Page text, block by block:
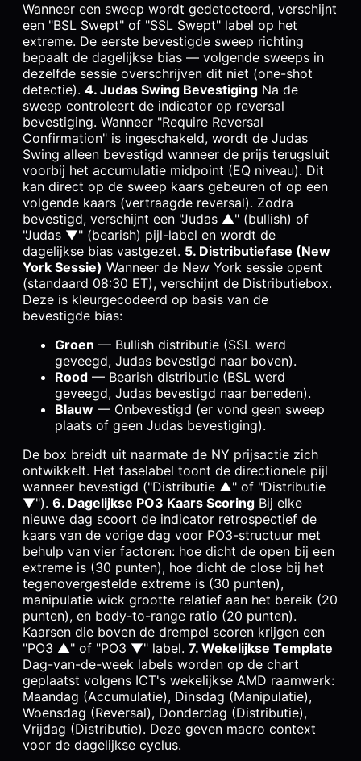
Wanneer een sweep wordt gedetecteerd, verschijnt
een "BSL Swept" of "SSL Swept" label op het
extreme. De eerste bevestigde sweep richting
bepaalt de dagelijkse bias — volgende sweeps in
dezelfde sessie overschrijven dit niet (one-shot
detectie). 4. Judas Swing Bevestiging Na de
sweep controleert de indicator op reversal
bevestiging. Wanneer "Require Reversal
Confirmation" is ingeschakeld, wordt de Judas
Swing alleen bevestigd wanneer de prijs terugsluit
voorbij het accumulatie midpoint (EQ niveau). Dit
kan direct op de sweep kaars gebeuren of op een
volgende kaars (vertraagde reversal). Zodra
bevestigd, verschijnt een "Judas ▲" (bullish) of
"Judas ▼" (bearish) pijl-label en wordt de
dagelijkse bias vastgezet. 5. Distributiefase (New
York Sessie) Wanneer de New York sessie opent
(standaard 08:30 ET), verschijnt de Distributiebox.
Deze is kleurgecodeerd op basis van de
bevestigde bias:
Groen — Bullish distributie (SSL werd
geveegd, Judas bevestigd naar boven).
Rood — Bearish distributie (BSL werd
geveegd, Judas bevestigd naar beneden).
Blauw — Onbevestigd (er vond geen sweep
plaats of geen Judas bevestiging).
De box breidt uit naarmate de NY prijsactie zich
ontwikkelt. Het faselabel toont de directionele pijl
wanneer bevestigd ("Distributie ▲" of "Distributie
▼"). 6. Dagelijkse PO3 Kaars Scoring Bij elke
nieuwe dag scoort de indicator retrospectief de
kaars van de vorige dag voor PO3-structuur met
behulp van vier factoren: hoe dicht de open bij een
extreme is (30 punten), hoe dicht de close bij het
tegenovergestelde extreme is (30 punten),
manipulatie wick grootte relatief aan het bereik (20
punten), en body-to-range ratio (20 punten).
Kaarsen die boven de drempel scoren krijgen een
"PO3 ▲" of "PO3 ▼" label. 7. Wekelijkse Template
Dag-van-de-week labels worden op de chart
geplaatst volgens ICT's wekelijkse AMD raamwerk:
Maandag (Accumulatie), Dinsdag (Manipulatie),
Woensdag (Reversal), Donderdag (Distributie),
Vrijdag (Distributie). Deze geven macro context
voor de dagelijkse cyclus.